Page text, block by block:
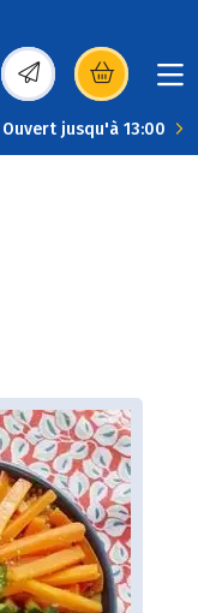
(s’ouvre dans une
Ouvert jusqu'à 13:00